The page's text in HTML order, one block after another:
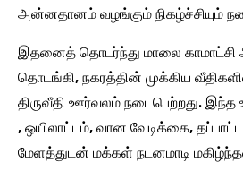
அன்னதானம் வழங்கும் நிகழ்ச்சியும்
இதனைத் தொடர்ந்து மாலை
தொடங்கி, நகரத்தின் முக்கிய
திருவீதி ஊர்வலம் நடைபெற்றது.
, ஒயிலாட்டம், வான வேடிக்கை,
மேளத்துடன் மக்கள் நடனமாடி